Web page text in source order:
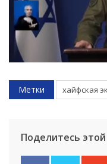
Метки хайфская
Поделитесь